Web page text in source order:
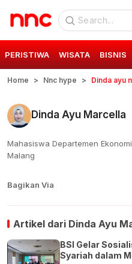
PERISTIWA WISATA BISNIS
Home Nnc hype Dinda ayu
Dinda Ayu Marcella
Mahasiswa Departemen
Malang
Bagikan Via
Artikel dari Dinda Ayu
BSI Gelar
Syariah dalam